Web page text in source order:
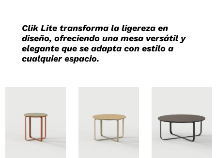
Clik Lite transforma la ligereza en
diseño, ofreciendo una mesa versátil y
elegante que se adapta con estilo a
cualquier espacio.